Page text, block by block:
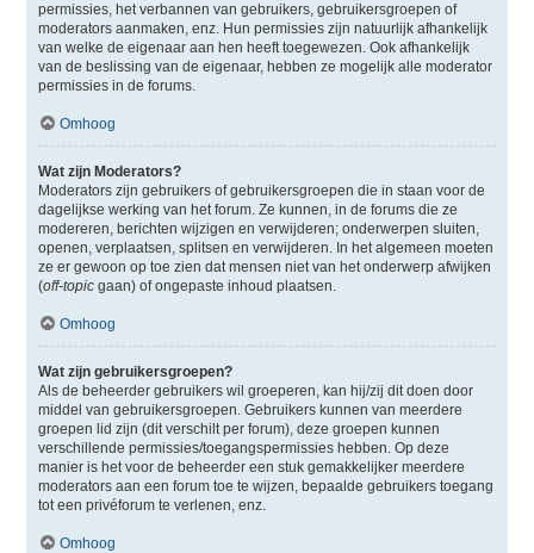
permissies, het verbannen van gebruikers, gebruikersgroepen of
moderators aanmaken, enz. Hun permissies zijn natuurlijk afhankelijk
van welke de eigenaar aan hen heeft toegewezen. Ook afhankelijk
van de beslissing van de eigenaar, hebben ze mogelijk alle moderator
permissies in de forums.
Omhoog
Wat zijn Moderators?
Moderators zijn gebruikers of gebruikersgroepen die in staan voor de
dagelijkse werking van het forum. Ze kunnen, in de forums die ze
modereren, berichten wijzigen en verwijderen; onderwerpen sluiten,
openen, verplaatsen, splitsen en verwijderen. In het algemeen moeten
ze er gewoon op toe zien dat mensen niet van het onderwerp afwijken
(off-topicgaan) of ongepaste inhoud plaatsen.
Omhoog
Wat zijn gebruikersgroepen?
Als de beheerder gebruikers wil groeperen, kan hij/zij dit doen door
middel van gebruikersgroepen. Gebruikers kunnen van meerdere
groepen lid zijn (dit verschilt per forum), deze groepen kunnen
verschillende permissies/toegangspermissies hebben. Op deze
manier is het voor de beheerder een stuk gemakkelijker meerdere
moderators aan een forum toe te wijzen, bepaalde gebruikers toegang
tot een privéforum te verlenen, enz.
Omhoog